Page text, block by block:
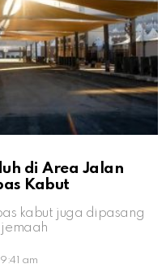
di Area Jalan
Kabut
kabut juga dipasang
jemaah
am